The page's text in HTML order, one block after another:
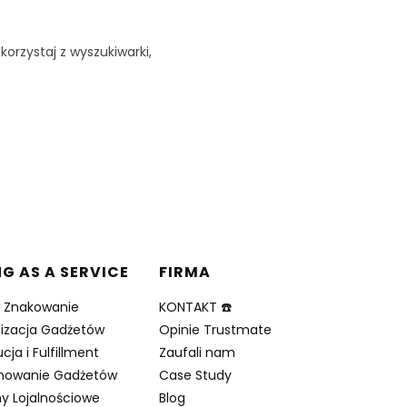
z wyszukiwarki,
AS A SERVICE
Znakowanie
Gadżetów
i Fulfillment
Gadżetów
Lojalnościowe
FIRMA
KONTAKT ☎️
Opinie Trustmate
Zaufali nam
Case Study
Blog